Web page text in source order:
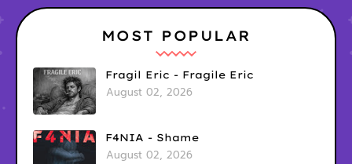
MOST POPULAR
Fragil Eric - Fragile Eric
August 02, 2026
F4NIA - Shame
August 02, 2026